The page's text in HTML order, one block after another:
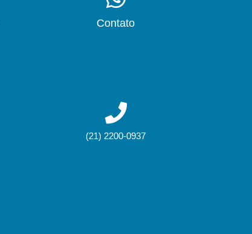
Contato
(21) 2200-0937